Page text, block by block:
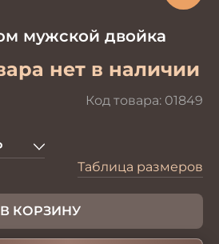
мужской двойка
нет в наличии
Код товара: 01849
Таблица размеров
В КОРЗИНУ